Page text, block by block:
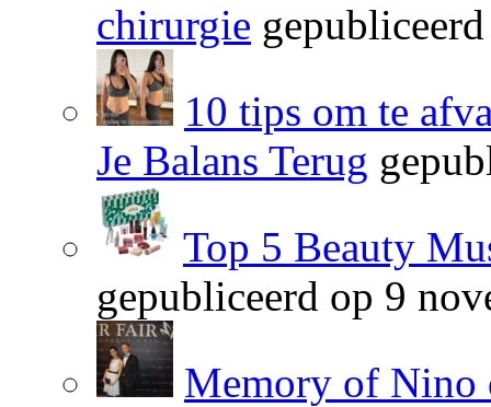
chirurgie
10 tips om te
Je Balans Terug
Top 5 Beauty
gepubliceerd op 9
Memory of Nino